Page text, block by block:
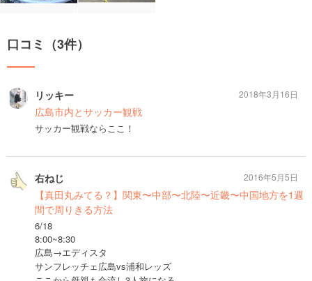
口コミ（3件）
リッキー
広島市内とサッカー観戦
サッカー観戦ならここ！
2018年3月16日
右ねじ
【真田丸みてる？】関東〜中部〜北陸〜近畿〜中国地方を1週
間で周りきる方法
6/18
8:00~8:30
広島→エディスタ
サンフレッチェ広島vs浦和レッズ
2016年5月5日